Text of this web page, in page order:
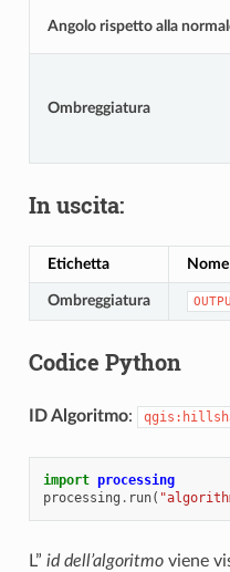
Angolo rispetto alla
Ombreggiatura
In uscita:
Etichetta Nome
Ombreggiatura
Codice Python
ID Algoritmo:
import processing
processing . run(
L” id dell’algoritmoviene